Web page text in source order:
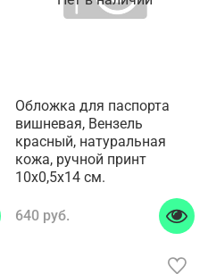
Обложка для паспорта
вишневая, Вензель
красный, натуральная
кожа, ручной принт
10x0,5x14 см.
640 руб.